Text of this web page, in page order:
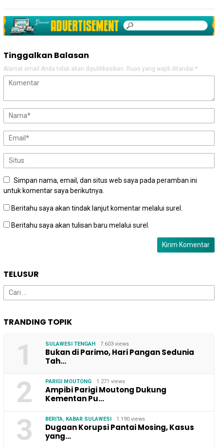
Tinggalkan Balasan
Alamat email Anda tidak akan dipublikasikan. Ruas yang wajib ditandai *
Simpan nama, email, dan situs web saya pada peramban ini
untuk komentar saya berikutnya.
Beritahu saya akan tindak lanjut komentar melalui surel.
Beritahu saya akan tulisan baru melalui surel.
TELUSUR
Cari
untuk:
TRANDING TOPIK
1 SULAWESI TENGAH 7.603 views
Bukan di Parimo, Hari Pangan Sedunia
Tah…
2 PARIGI MOUTONG 1.271 views
Ampibi Parigi Moutong Dukung
Kementan Pu…
3 BERITA, KABAR SULAWESI 1.190 views
Dugaan Korupsi Pantai Mosing, Kasus
yang…